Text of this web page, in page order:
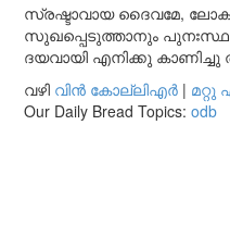
സ്രഷ്ടാവായ ദൈവമേ,
സുഖപ്പെടുത്താനും
ദയവായി എനിക്കു കാണിച്ചു
വഴി വിൻ കോല്ലിഎർ |
Our Daily Bread Topics: odb